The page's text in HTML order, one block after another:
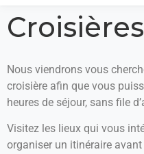
Croisières
Nous viendrons vous
croisière afin que vous
heures de séjour, sans file
Visitez les lieux qui vous
organiser un itinéraire